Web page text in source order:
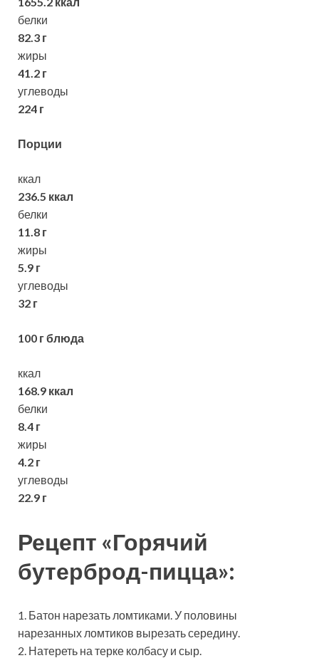
белки
82.3 г
жиры
41.2 г
углеводы
224 г
Порции
ккал
236.5 ккал
белки
11.8 г
жиры
5.9 г
углеводы
32 г
100 г блюда
ккал
168.9 ккал
белки
8.4 г
жиры
4.2 г
углеводы
22.9 г
Рецепт «Горячий
бутерброд-пицца»:
1. Батон нарезать ломтиками. У половины
нарезанных ломтиков вырезать середину.
2. Натереть на терке колбасу и сыр.